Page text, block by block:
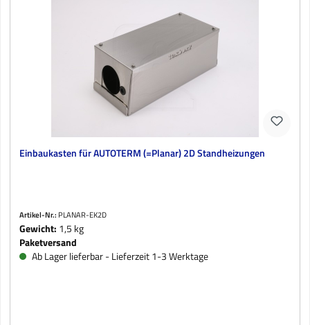
Einbaukasten für AUTOTERM (=Planar) 2D Standheizungen
Artikel-Nr.: PLANAR-EK2D
Gewicht: 1,5 kg
Paketversand
Ab Lager lieferbar - Lieferzeit 1-3 Werktage